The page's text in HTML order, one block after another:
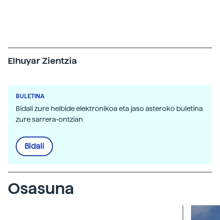
Elhuyar Zientzia
BULETINA
Bidali zure helbide elektronikoa eta jaso asteroko buletina
zure sarrera-ontzian
Bidali
Osasuna